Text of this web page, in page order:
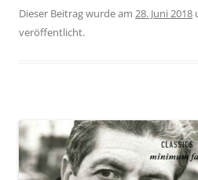
Dieser Beitrag wurde am 28. Juni 2018
veröffentlicht.